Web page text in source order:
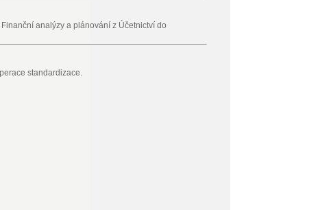
analýzy a plánování z Účetnictví do
standardizace.